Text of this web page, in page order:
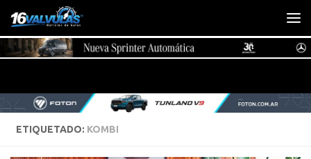
Saltar al contenido
ETIQUETADO: KOMBI